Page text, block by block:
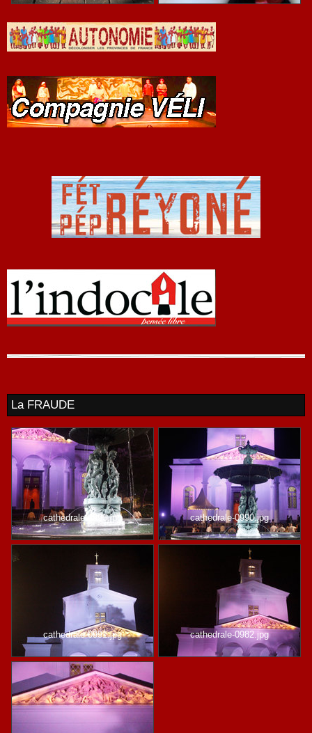
La FRAUDE
cathedrale-0993.jpg cathedrale-0990.jpg
cathedrale-0991.jpg cathedrale-0982.jpg